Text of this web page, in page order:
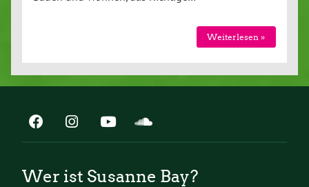
Weiterlesen »
Wer ist Susanne Bay?